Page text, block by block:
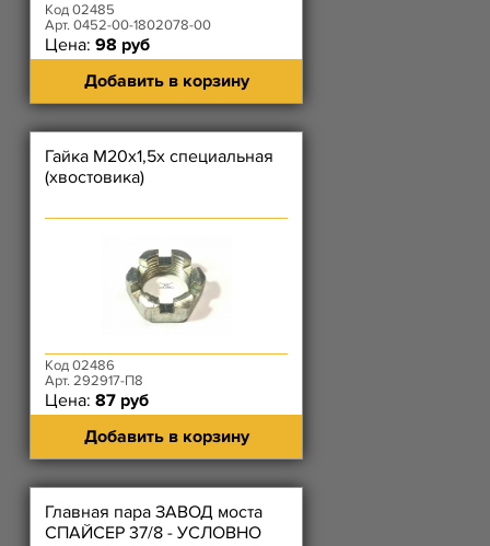
Код 02485
Арт. 0452-00-1802078-00
Цена: 98 руб
Добавить в корзину
Гайка М20х1,5х специальная
(хвостовика)
Код 02486
Арт. 292917-П8
Цена: 87 руб
Добавить в корзину
Главная пара ЗАВОД моста
СПАЙСЕР 37/8 - УСЛОВНО